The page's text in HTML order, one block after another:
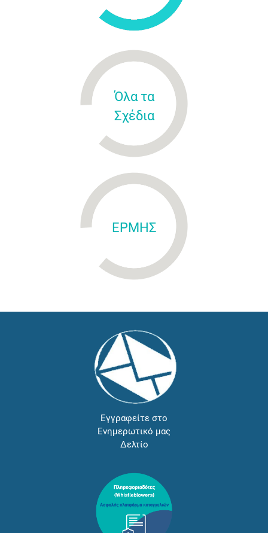
Όλα τα
Σχέδια
ΕΡΜΗΣ
Εγγραφείτε στο
Ενημερωτικό μας
Δελτίο